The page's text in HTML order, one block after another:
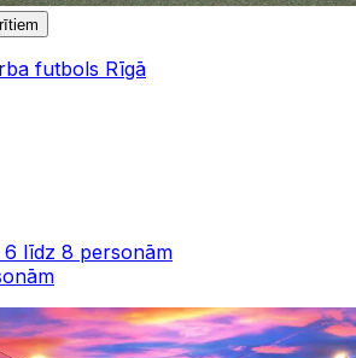
futbols Rīgā
līdz 8 personām